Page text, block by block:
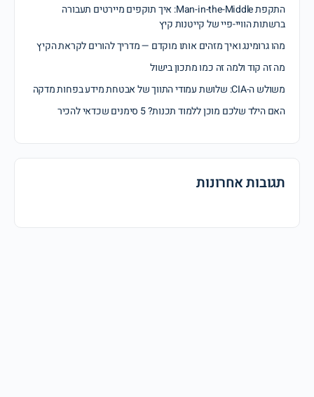
התקפת Man-in-the-Middle: איך תוקפים מיירטים תעבורה
ברשתות הוויי-פיי של קייטנות קיץ
מהו גרומינג ואיך מזהים אותו מוקדם — מדריך להורים לקראת הקיץ
מה זה קוד ולמה זה כמו מתכון בישול
משולש ה-CIA: שלושת עמודי התווך של אבטחת מידע בפחות מדקה
האם הילד שלכם מוכן ללמוד תכנות? 5 סימנים שכדאי להכיר
תגובות אחרונות